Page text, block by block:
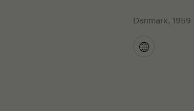
Danmark, 1959